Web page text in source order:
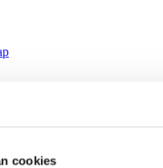
cookies